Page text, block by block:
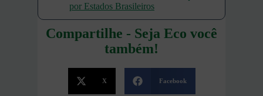
por Estados Brasileiros
Compartilhe - Seja Eco você
também!
X Facebook